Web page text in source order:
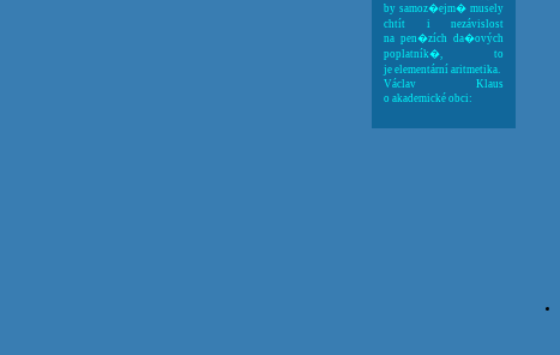
by samoz�ejm� musely
chtít i nezávislost
na pen�zích da�ových
poplatník�, to
je elementární aritmetika.
Václav Klaus
o akademické obci: